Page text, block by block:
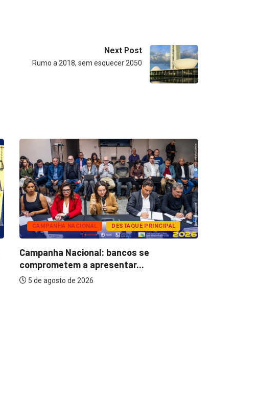
Next Post
Rumo a 2018, sem esquecer 2050
CAMPANHA NACIONAL DESTAQUE PRINCIPAL
Campanha Nacional: bancos se
comprometem a apresentar...
5 de agosto de 2026